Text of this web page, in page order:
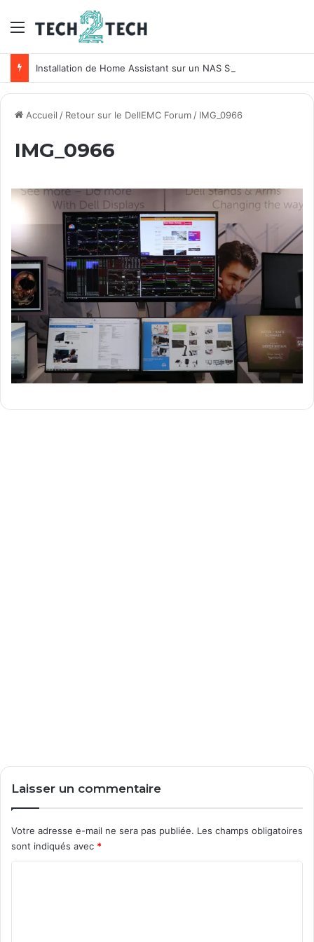
Menu
Installation de Home Assistant sur un NAS Synology
Accueil / Retour sur le DellEMC Forum/ IMG_0966
IMG_0966
Laisser un commentaire
Votre adresse e-mail ne sera pas publiée. Les champs obligatoires
sont indiqués avec *